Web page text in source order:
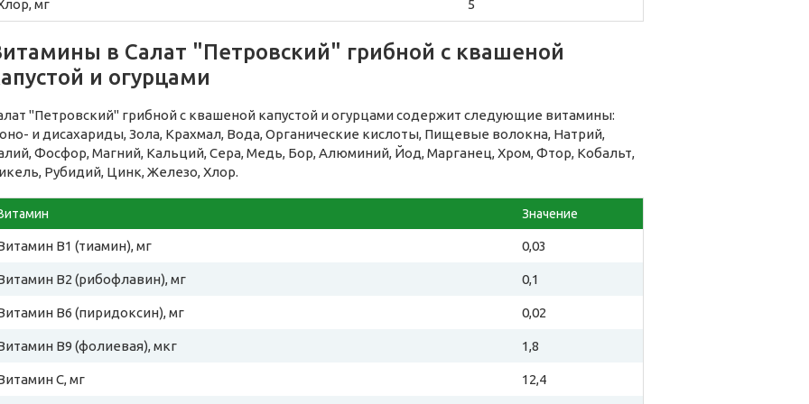
мг 5
в Салат "Петровский" грибной с квашеной
и огурцами
"Петровский" грибной с квашеной капустой и огурцами содержит следующие витамины:
и дисахариды, Зола, Крахмал, Вода, Органические кислоты, Пищевые волокна, Натрий,
Фосфор, Магний, Кальций, Сера, Медь, Бор, Алюминий, Йод, Марганец, Хром, Фтор, Кобальт,
Рубидий, Цинк, Железо, Хлор.
Значение
B1 (тиамин), мг 0,03
B2 (рибофлавин), мг 0,1
B6 (пиридоксин), мг 0,02
B9 (фолиевая), мкг 1,8
C, мг 12,4